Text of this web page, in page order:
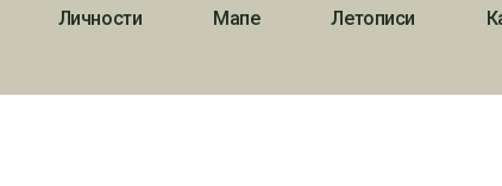
Личности Мапе Летописи